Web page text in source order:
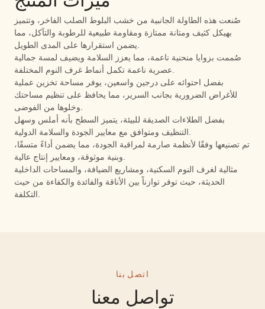
صُنعت هذه الطاولة الجانبية من خشب البلوط الصلب الفاخر، وتتميز
بهيكل كثيف ومتانة ممتازة ومقاومة طبيعية للرطوبة والتآكل، مما
يضمن استقرارها على المدى الطويل.
صُممت بزوايا منحنية ناعمة، مما يعزز السلامة ويضيف لمسة جمالية
عصرية ناعمة تكمل أنماط غرف النوم المختلفة.
بفضل احتوائه على درجين واسعين، يوفر مساحة تخزين عملية
للأغراض الضرورية بجانب السرير، مما يحافظ على تنظيم مساحتك
وخلوها من الفوضى.
بفضل الطلاءات الصديقة للبيئة، يتميز السطح بأنه أملس وسهل
التنظيف ومتوافق مع معايير الجودة والسلامة الدولية.
تم تصنيعها وفقًا لأنظمة صارمة لمراقبة الجودة، مما يضمن أداءً متسقًا،
وبنية موثوقة، ومعايير إنتاج عالية.
مثالية لغرف النوم السكنية، ومشاريع الضيافة، والمساحات الداخلية
الحديثة، حيث توفر توازناً بين الأناقة والفائدة والكفاءة من حيث
التكلفة.
اتصل بنا
تواصل معنا